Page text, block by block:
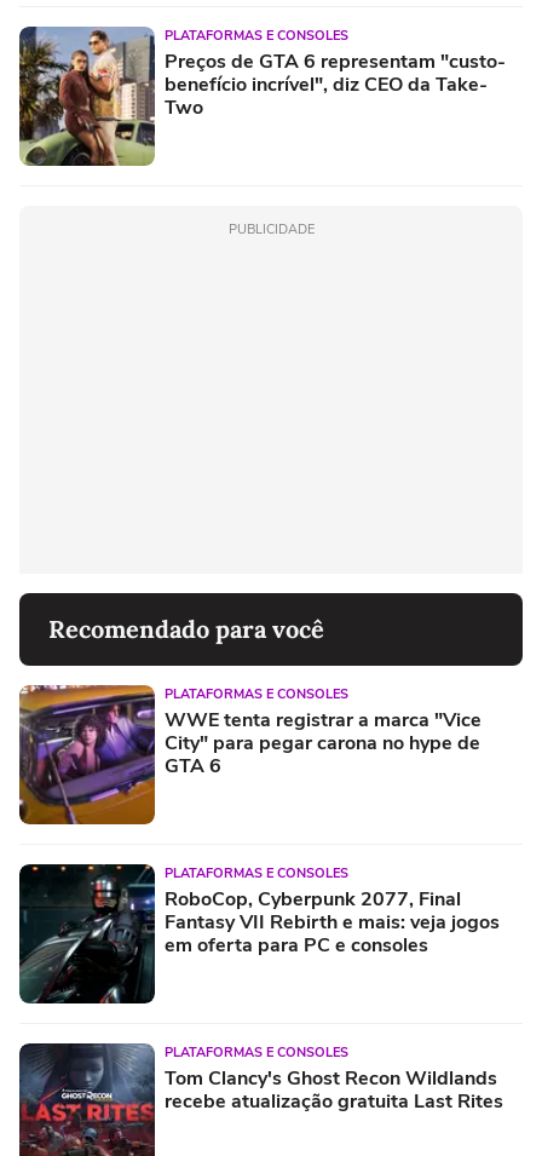
PLATAFORMAS E CONSOLES
Preços de GTA 6 representam "custo-
benefício incrível", diz CEO da Take-
Two
PUBLICIDADE
Recomendado para você
PLATAFORMAS E CONSOLES
WWE tenta registrar a marca "Vice
City" para pegar carona no hype de
GTA 6
PLATAFORMAS E CONSOLES
RoboCop, Cyberpunk 2077, Final
Fantasy VII Rebirth e mais: veja jogos
em oferta para PC e consoles
PLATAFORMAS E CONSOLES
Tom Clancy's Ghost Recon Wildlands
recebe atualização gratuita Last Rites